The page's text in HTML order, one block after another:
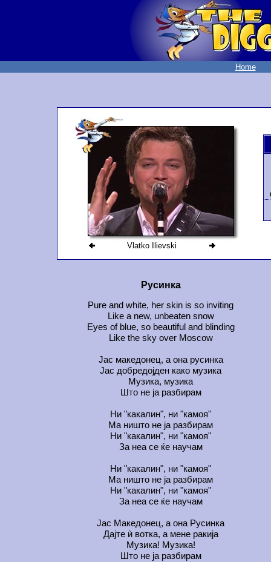
Home
Vlatko Ilievski
Русинка
Pure and white, her skin is so inviting
Like a new, unbeaten snow
Eyes of blue, so beautiful and blinding
Like the sky over Moscow
Јас македонец, а она русинка
Јас добредојден како музика
Музика, музика
Што не ја разбирам
Ни "какалин", ни "камоя"
Ма ништо не ја разбирам
Ни "какалин", ни "камоя"
За неа се ќе научам
Ни "какалин", ни "камоя"
Ма ништо не ја разбирам
Ни "какалин", ни "камоя"
За неа се ќе научам
Јас Македонец, а она Русинка
Дајте ѝ вотка, а мене ракија
Музика! Музика!
Што не ја разбирам